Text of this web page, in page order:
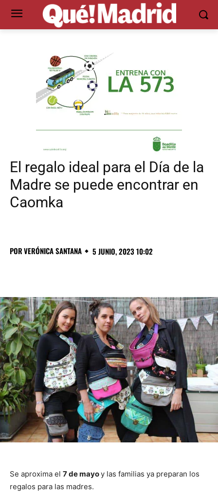
El regalo ideal para el Día de la
Madre se puede encontrar en
Caomka
PORVERÓNICA SANTANA 5 JUNIO, 2023 10:02
Se aproxima el 7 de mayoy las familias ya preparan los
regalos para las madres.